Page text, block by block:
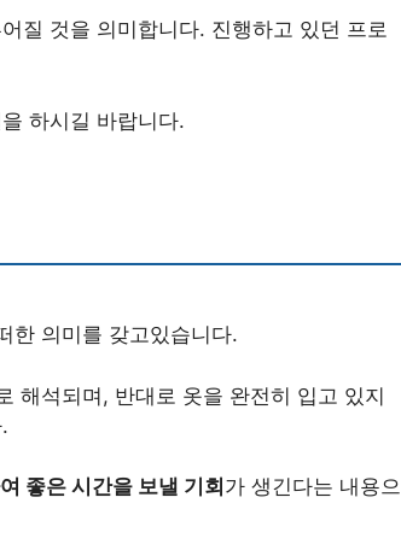
질 것을 의미합니다. 진행하고 있던 프로
하시길 바랍니다.
한 의미를 갖고있습니다.
해석되며, 반대로 옷을 완전히 입고 있지
좋은 시간을 보낼 기회 가 생긴다는 내용으